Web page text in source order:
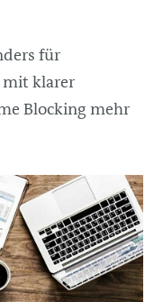
für
klarer
Blocking mehr